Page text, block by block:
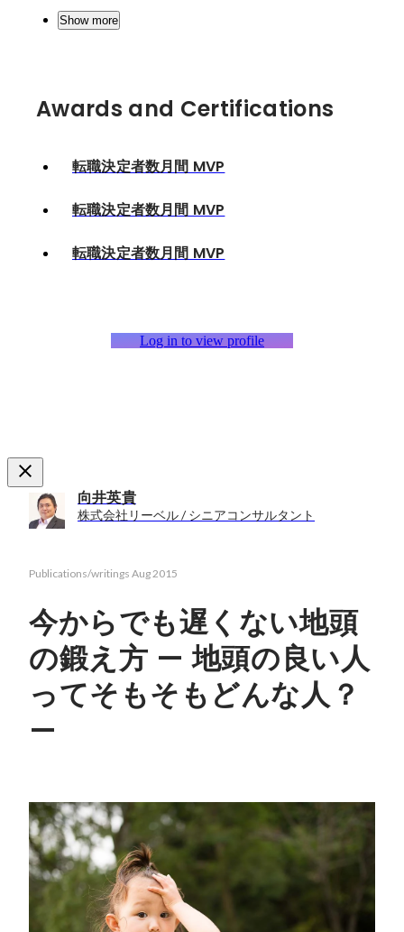
Show more
Awards and Certifications
転職決定者数月間 MVP
転職決定者数月間 MVP
転職決定者数月間 MVP
Log in to view profile
向井英貴
株式会社リーベル / シニアコンサルタント
Publications/writings Aug 2015
今からでも遅くない地頭
の鍛え方 — 地頭の良い人
ってそもそもどんな人？
—